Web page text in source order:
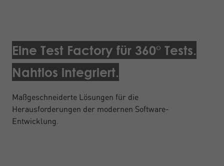
Eine Test Factory für 360° Tests.
Nahtlos integriert.
Maßgeschneiderte Lösungen für die
Herausforderungen der modernen Software-
Entwicklung.